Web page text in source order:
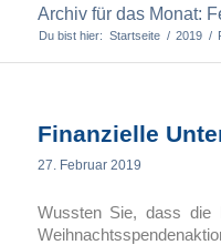
Archiv für das Monat:
Du bist hier: Startseite / 2019 /
Finanzielle
27. Februar 2019
Wussten Sie, dass die